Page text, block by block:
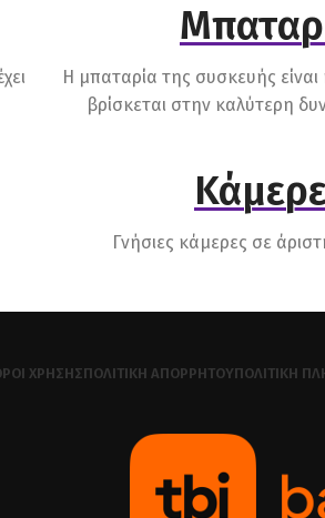
Η μπαταρία της συσκευής
βρίσκεται στην καλύτερη
Γνήσιες κάμερες σε
ΧΡΉΣΗΣΠΟΛΙΤΙΚΉ ΑΠΟΡΡΉΤΟΥΠΟΛΙΤΙΚΉ